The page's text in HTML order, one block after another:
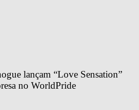
lançam “Love Sensation”
no WorldPride